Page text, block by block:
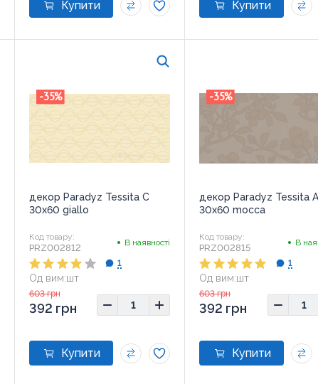
-35%
декор Paradyz Tessita C
30x60 giallo
Код товару:
PRZ002812 В наявності
Од вим:шт
Розмір:
1
603 грн
392 грн
-35%
декор Paradyz Tessita A
30x60 mocca
Код товару:
PRZ002815 В
Од вим:шт
Розмір:
1
603 грн
392 грн